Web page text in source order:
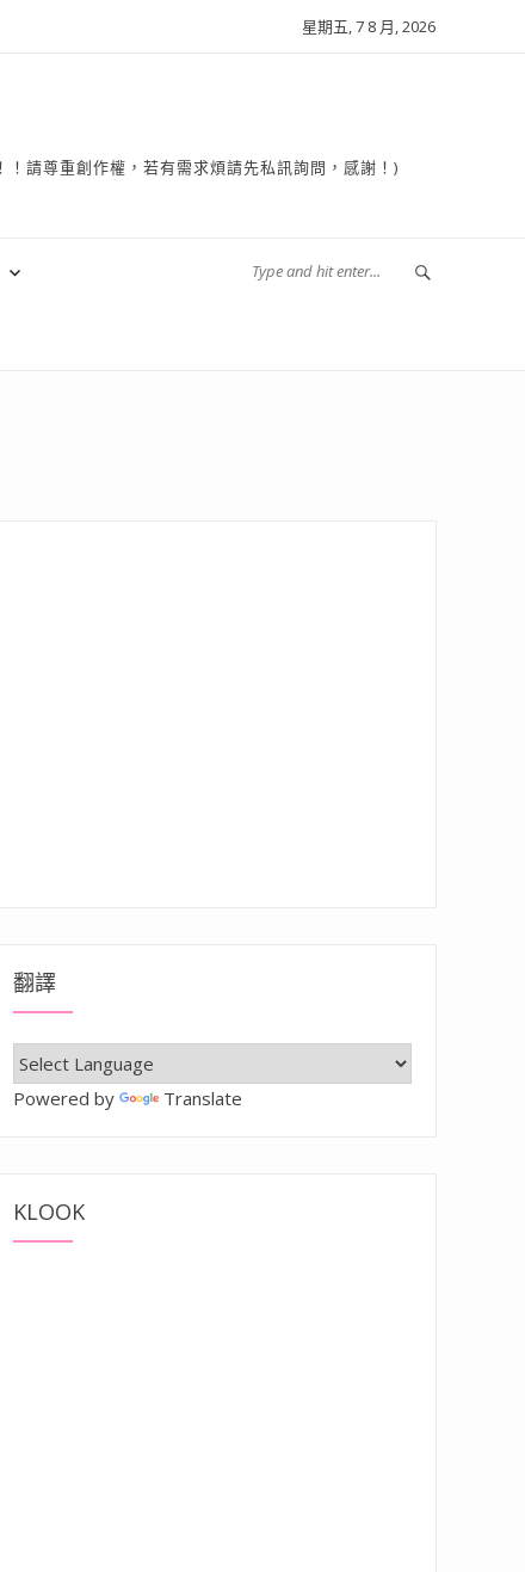
星期五, 7 8 月, 2026
請尊重創作權，若有需求煩請先私訊詢問，感謝！)
事/玩沙 /看展/玩設施”
翻譯
Powered by Translate
KLOOK